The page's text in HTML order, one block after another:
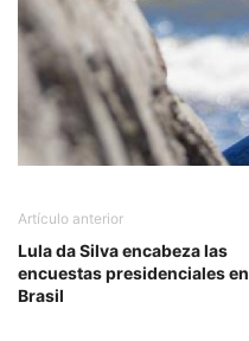
Artículo anterior
Lula da Silva encabeza las
encuestas presidenciales en
Brasil